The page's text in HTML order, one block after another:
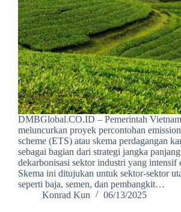
DMBGlobal.CO.ID – Pemerintah
meluncurkan proyek percontohan
scheme (ETS) atau skema perdagangan
sebagai bagian dari strategi jangka
dekarbonisasi sektor industri yang intensif
Skema ini ditujukan untuk sektor-sektor
seperti baja, semen, dan pembangkit…
Konrad Kun
06/13/2025